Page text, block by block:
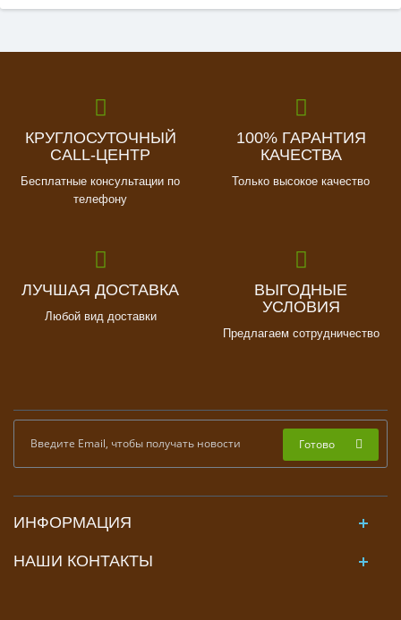
КРУГЛОСУТОЧНЫЙ
CALL-ЦЕНТР
Бесплатные консультации по
телефону
100% ГАРАНТИЯ
КАЧЕСТВА
Только высокое качество
ЛУЧШАЯ ДОСТАВКА
Любой вид доставки
ВЫГОДНЫЕ
УСЛОВИЯ
Предлагаем сотрудничество
Готово
ИНФОРМАЦИЯ
НАШИ КОНТАКТЫ